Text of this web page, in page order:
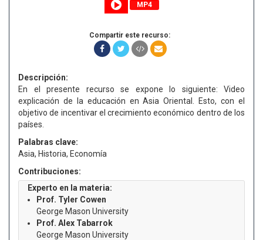
MP4
Compartir este recurso:
Descripción:
En el presente recurso se expone lo siguiente: Video
explicación de la educación en Asia Oriental. Esto, con el
objetivo de incentivar el crecimiento económico dentro de los
países.
Palabras clave:
Asia, Historia, Economía
Contribuciones:
Experto en la materia:
Prof. Tyler Cowen
George Mason University
Prof. Alex Tabarrok
George Mason University